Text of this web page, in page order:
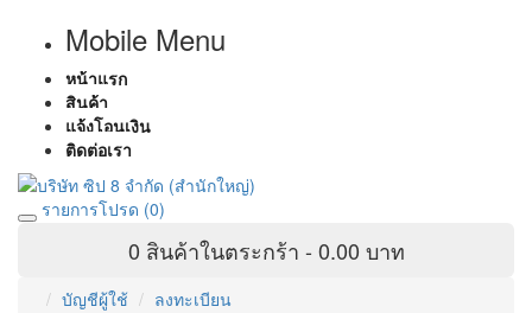
Mobile Menu
หน้าแรก
สินค้า
แจ้งโอนเงิน
ติดต่อเรา
รายการโปรด (0)
0 สินค้าในตระกร้า - 0.00 บาท
บัญชีผู้ใช้ ลงทะเบียน